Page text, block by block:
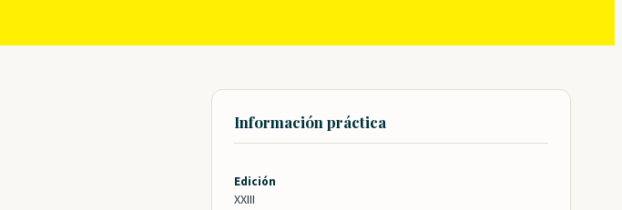
Información práctica
Edición
XXIII